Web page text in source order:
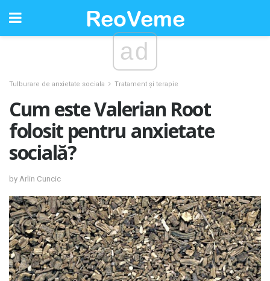
ad
Tulburare de anxietate sociala Tratament și terapie
Cum este Valerian Root
folosit pentru anxietate
socială?
by Arlin Cuncic